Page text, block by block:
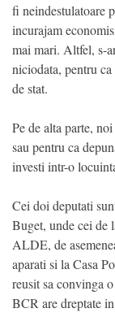
fi neindestulatoare
incurajam
mai mari. Altfel, s-
niciodata, pentru
de stat.
Pe de alta parte,
sau pentru ca
investi intr-o
Cei doi deputati
Buget, unde cei de
ALDE, de
aparati si la Casa
reusit sa convinga
BCR are dreptate